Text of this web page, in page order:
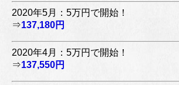
2020年5月：5万円で開始！
⇒137,180円
2020年4月：5万円で開始！
⇒137,550円